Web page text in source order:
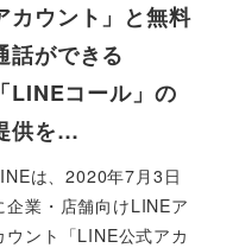
カウント」と無料
話ができる
「LINEコール」の
供を…
は、2020年7月3日
企業・店舗向けLINEア
ウント「LINE公式アカ